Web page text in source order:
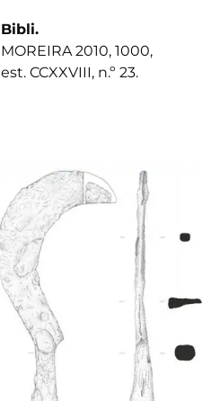
Bibli.
MOREIRA 2010, 1000,
est. CCXXVIII, n.º 23.